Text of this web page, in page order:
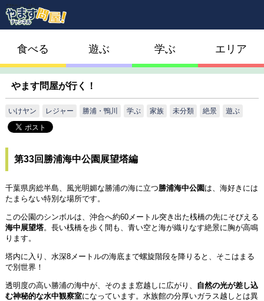
食べる 遊ぶ 学ぶ エリア
やます問屋が行く！
いけヤン レジャー 勝浦・鴨川 学ぶ 家族 未分類 絶景 遊ぶ
第33回勝浦海中公園展望塔編
千葉県房総半島、風光明媚な勝浦の海に立つ勝浦海中公園 は、海好きには
たまらない特別な場所です。
この公園のシンボルは、沖合へ約60メートル突き出た桟橋の先にそびえる
海中展望塔。長い桟橋を歩く間も、青い空と海が織りなす絶景に胸が高鳴
ります。
塔内に入り、水深8メートルの海底まで螺旋階段を降りると、そこはまる
で別世界！
透明度の高い勝浦の海中が、そのまま窓越しに広がり、 自然の光が差し込
む神秘的な水中観察室になっています。水族館の分厚いガラス越しとは異